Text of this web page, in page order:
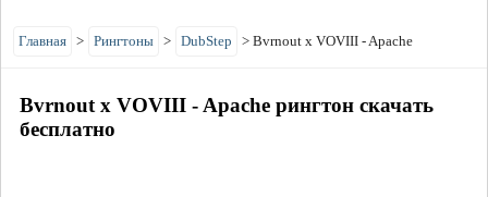
Главная > Рингтоны > DubStep > Bvrnout x VOVIII - Apache
Bvrnout x VOVIII - Apache рингтон скачать
бесплатно